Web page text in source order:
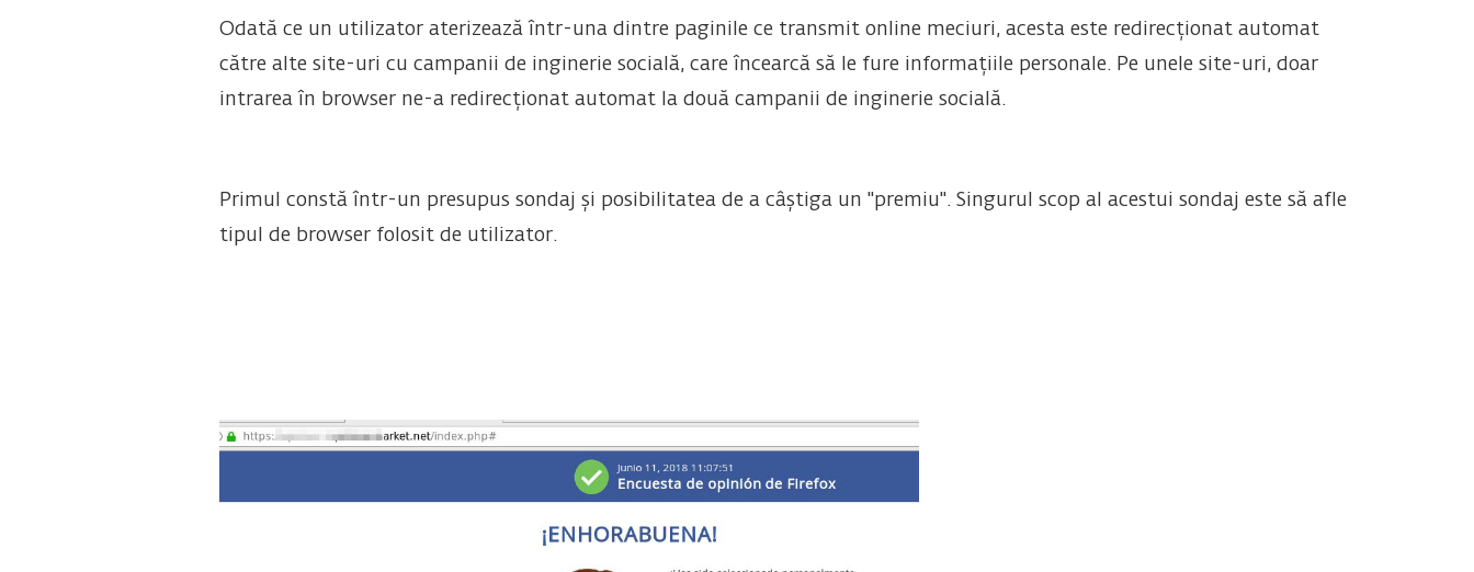
Odată ce un utilizator aterizează într-una dintre paginile ce transmit online meciuri, acesta este redirecționat automat
către alte site-uri cu campanii de inginerie socială, care încearcă să le fure informațiile personale. Pe unele site-uri, doar
intrarea în browser ne-a redirecționat automat la două campanii de inginerie socială.
Primul constă într-un presupus sondaj și posibilitatea de a câștiga un "premiu". Singurul scop al acestui sondaj este să afle
tipul de browser folosit de utilizator.